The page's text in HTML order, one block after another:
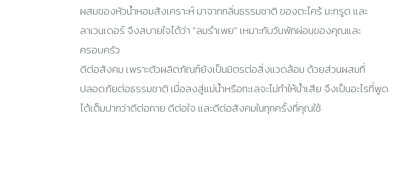
ผสมของหัวน้ำหอมสังเคราะห์ มาจากกลิ่นธรรมชาติ ของตะไคร้ มะกรูด และ
ลาเวนเดอร์ จึงสบายใจได้ว่า “ลมรำเพย” เหมาะกับวันพักผ่อนของคุณและ
ครอบครัว
ดีต่อสังคม เพราะตัวผลิตภัณฑ์ยังเป็นมิตรต่อสิ่งแวดล้อม ด้วยส่วนผสมที่
ปลอดภัยต่อธรรมชาติ เมื่อลงสู่แม่น้ำหรือทะเลจะไม่ทำให้น้ำเสีย จึงเป็นอะไรที่พูด
ได้เต็มปากว่าดีต่อกาย ดีต่อใจ และดีต่อสังคมในทุกครั้งที่คุณใช้